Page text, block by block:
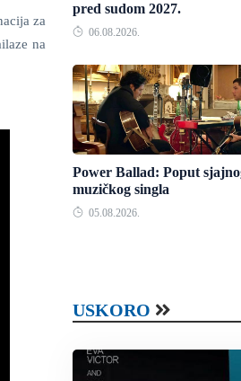
za
na
pred sudom 2027.
06.08.2026.
Power Ballad: Poput
muzičkog singla
05.08.2026.
USKORO